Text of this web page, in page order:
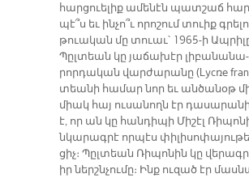
հար­ցուե­լիք ա­մե­նէն պատ­շաճ
պէ՞ս եւ ին­չո՞ւ ո­րո­շու­մ տուիք
թուա­կան մը տուաւ՝ 1965-ի
Պըլ­տեան կը յա­ճա­խէր
րոր­դա­կան վար­ժա­րա­նը (Lycռe
տեա­նի հա­մար նոր եւ ան­ծա­նօթ
միակ հայ ու­սա­նողն էր
է, որ ան կը հան­դի­պի Մի­շէլ
նկա­րագ­րէ որ­պէս
ցիչ։ Պըլ­տեան Ռի­պո­նին կը
իր ներշն­չու­մը։ Ինք ու­զած էր